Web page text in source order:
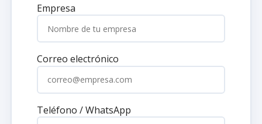
Empresa
Correo electrónico
Teléfono / WhatsApp